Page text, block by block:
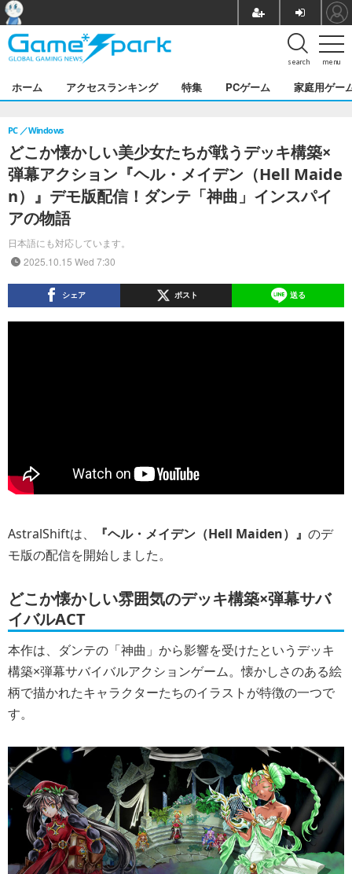
menu
search
ホーム アクセスランキング 特集 PCゲーム 家庭用ゲー
どこか懐かしい美少女たちが戦うデッキ構築×
弾幕アクション『ヘル・メイデン（Hell Maide
n）』デモ版配信！ダンテ「神曲」インスパイ
アの物語
日本語にも対応しています。
PC Windows
2025.10.15 Wed 7:30
シェア ポスト 送る
AstralShiftは、 『ヘル・メイデン（Hell Maiden）』 のデ
モ版の配信を開始しました。
どこか懐かしい雰囲気のデッキ構築×弾幕サバ
イバルACT
本作は、ダンテの「神曲」から影響を受けたというデッキ
構築×弾幕サバイバルアクションゲーム。懐かしさのある絵
柄で描かれたキャラクターたちのイラストが特徴の一つで
す。